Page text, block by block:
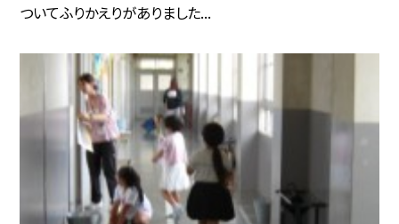
ついてふりかえりがありました...